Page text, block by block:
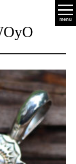
menu